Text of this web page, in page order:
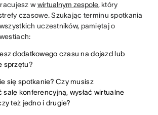
wwirtualnym zespole, który
czasowe. Szukając terminu spotkania
uczestników, pamiętaj o
dodatkowego czasu na dojazd lub
sprzętu?
się spotkanie? Czy musisz
salę konferencyjną, wysłać wirtualne
też jedno i drugie?